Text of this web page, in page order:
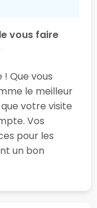
vous faire
Que vous
le meilleur
votre visite
Vos
pour les
un bon